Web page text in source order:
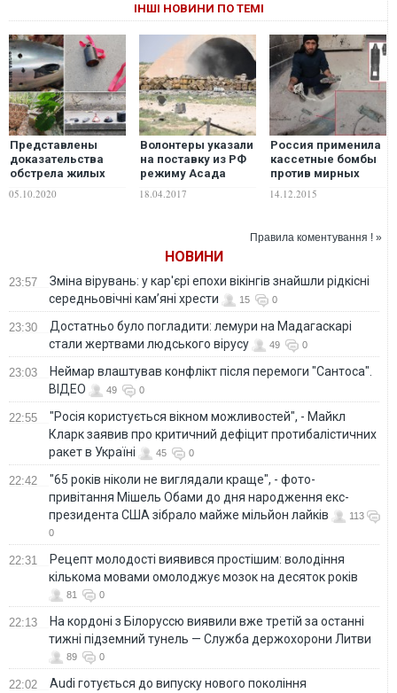
ІНШІ НОВИНИ ПО ТЕМІ
Представлены
доказательства
обстрела жилых
районов столицы
Нагорного
05.10.2020
Волонтеры указали
на поставку из РФ
режиму Асада
кассетных бомб.
ФОТО
18.04.2017
Россия применила
кассетные бомбы
против мирных
сирийцев. ФОТО
18+
14.12.2015
Правила коментування ! »
НОВИНИ
23:57
Зміна вірувань: у кар'єрі епохи вікінгів знайшли рідкісні
середньовічні кам’яні хрести
15 0
23:30
Достатньо було погладити: лемури на Мадагаскарі
стали жертвами людського вірусу
49 0
23:03
Неймар влаштував конфлікт після перемоги "Сантоса".
ВІДЕО
49 0
22:55
"Росія користується вікном можливостей", - Майкл
Кларк заявив про критичний дефіцит протибалістичних
ракет в Україні
45 0
22:42
"65 років ніколи не виглядали краще", - фото-
привітання Мішель Обами до дня народження екс-
президента США зібрало майже мільйон лайків
113
0
22:31
Рецепт молодості виявився простішим: володіння
кількома мовами омолоджує мозок на десяток років
81 0
22:13
На кордоні з Білоруссю виявили вже третій за останні
тижні підземний тунель — Служба держохорони Литви
89 0
22:02
Audi готується до випуску нового покоління